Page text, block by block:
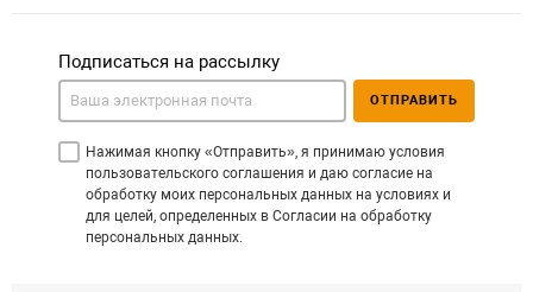
Подписаться на рассылку
Нажимая кнопку «Отправить», я принимаю условия
пользовательского соглашения и даю согласие на
обработку моих персональных данных на условиях и
для целей, определенных в Согласии на обработку
персональных данных.
ОТПРАВИТЬ